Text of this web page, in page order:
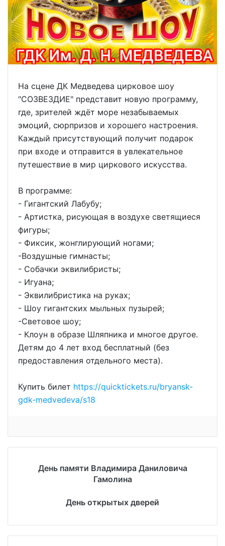
На сцене ДК Медведева цирковое шоу
"СОЗВЕЗДИЕ" представит новую программу,
где, зрителей ждёт море незабываемых
эмоций, сюрпризов и хорошего настроения.
Каждый присутствующий получит подарок
при входе и отправится в увлекательное
путешествие в мир циркового искусства.
В программе:
- Гигантский Лабубу;
- Артистка, рисующая в воздухе светящиеся
фигуры;
- Фиксик, жонглирующий ногами;
-Воздушные гимнасты;
- Собачки эквилибристы;
- Игуана;
- Эквилибристика на руках;
- Шоу гигантских мыльных пузырей;
-Световое шоу;
- Клоун в образе Шляпника и многое другое.
Детям до 4 лет вход бесплатный (без
предоставления отдельного места).
Купить билет https://quicktickets.ru/bryansk-
gdk-medvedeva/s18
День памяти Владимира Даниловича
Гамолина
День открытых дверей